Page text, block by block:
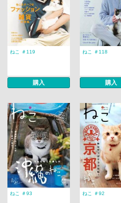
ねこ ＃119
購入
ねこ ＃118
購入
ねこ ＃93 ねこ ＃92